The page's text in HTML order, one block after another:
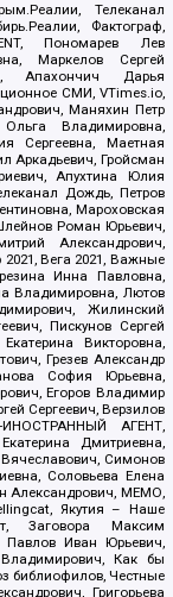
Телеканал
Фактограф,
Пономарев Лев
Маркелов Сергей
Апахончич Дарья
СМИ, VTimes.io,
Маняхин Петр
Владимировна,
Сергеевна, Маетная
Аркадьевич, Гройсман
Апухтина Юлия
Дождь, Петров
Мароховская
Роман Юрьевич,
Александрович,
Вега 2021, Важные
Инна Павловна,
Владимировна, Лютов
Жилинский
Пискунов Сергей
Викторовна,
Грезев Александр
София Юрьевна,
Егоров Владимир
Сергеевич, Верзилов
АГЕНТ,
Дмитриевна,
Симонов
Соловьева Елена
Александрович, МЕМО,
Якутия – Наше
Заговора Максим
Павлов Иван Юрьевич,
Как бы
библиофилов, Честные
Григорьева